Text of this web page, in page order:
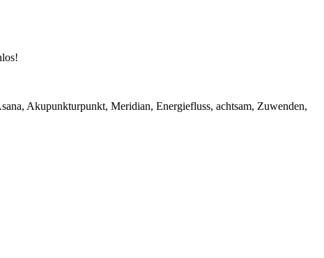
Akupunkturpunkt, Meridian, Energiefluss, achtsam, Zuwenden,